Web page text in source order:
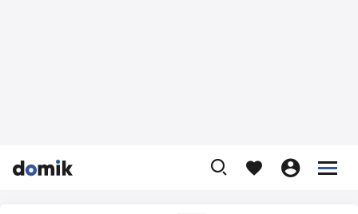


    

